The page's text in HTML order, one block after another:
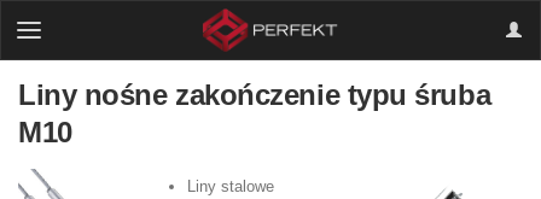
Liny nośne zakończenie typu śruba
M10
Liny stalowe